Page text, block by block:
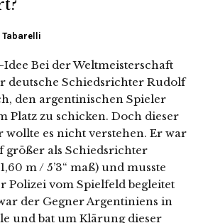
Tabarelli
Bei der Weltmeisterschaft
deutsche Schiedsrichter Rudolf
den argentinischen Spieler
Platz zu schicken. Doch dieser
wollte es nicht verstehen. Er war
größer als Schiedsrichter
m / 5’3“ maß) und musste
Polizei vom Spielfeld begleitet
der Gegner Argentiniens in
und bat um Klärung dieser